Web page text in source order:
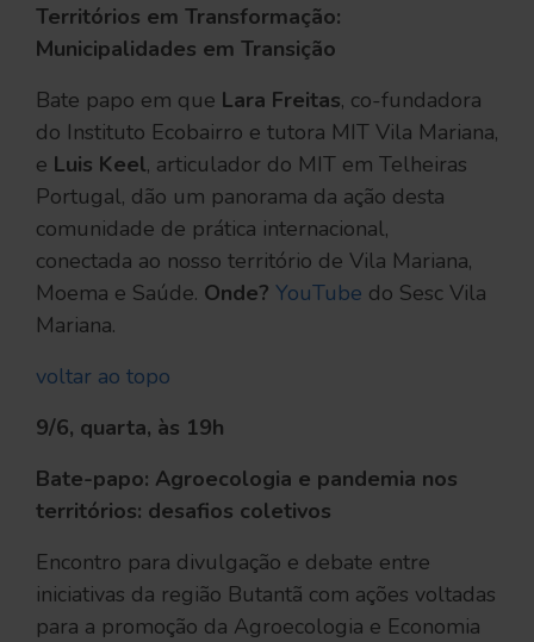
Territórios em Transformação:
Municipalidades em Transição
Bate papo em que Lara Freitas, co-fundadora
do Instituto Ecobairro e tutora MIT Vila Mariana,
e Luis Keel, articulador do MIT em Telheiras
Portugal, dão um panorama da ação desta
comunidade de prática internacional,
conectada ao nosso território de Vila Mariana,
Moema e Saúde. Onde? YouTube do Sesc Vila
Mariana.
voltar ao topo
9/6, quarta, às 19h
Bate-papo: Agroecologia e pandemia nos
territórios: desafios coletivos
Encontro para divulgação e debate entre
iniciativas da região Butantã com ações voltadas
para a promoção da Agroecologia e Economia